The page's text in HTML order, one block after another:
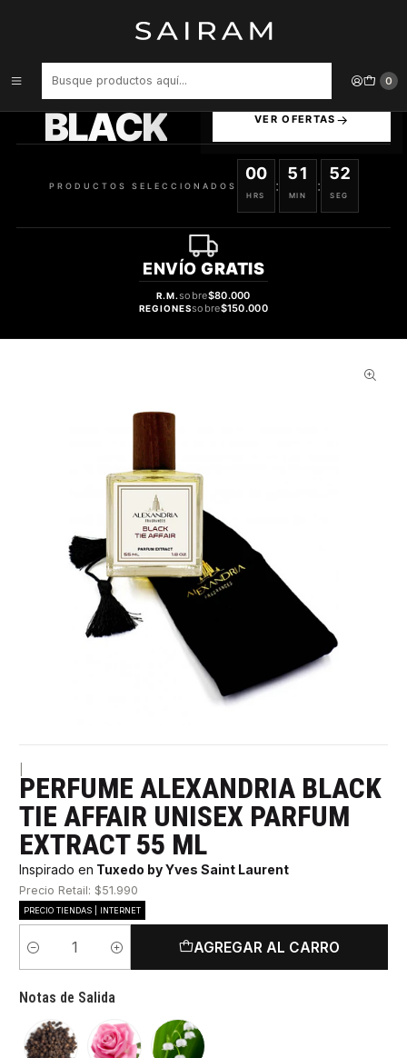
0
PERFUME ALEXANDRIA BLACK TIE AFFAIR UNISEX PARFUM
BLACK VER OFERTAS
PRODUCTOS SELECCIONADOS
00
HRS
:
51
MIN
:
51
SEG
ENVÍO GRATIS
R.M.sobre$80.000
REGIONESsobre$150.000
PERFUME ALEXANDRIA BLACK
TIE AFFAIR UNISEX PARFUM
EXTRACT 55 ML
Inspirado en Tuxedo by Yves Saint Laurent
Precio Retail: $51.990
PRECIO TIENDAS | INTERNET
Cantidad
AGREGAR AL CARRO
Notas de Salida